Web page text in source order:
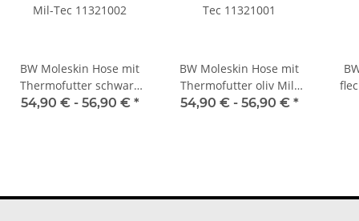
BW Moleskin Hose mit
Thermofutter schwarz
Mil-Tec 11321002
54,90 € - 56,90 € *
BW Moleskin Hose mit
Thermofutter oliv Mil-
Tec 11321001
54,90 € - 56,90 € *